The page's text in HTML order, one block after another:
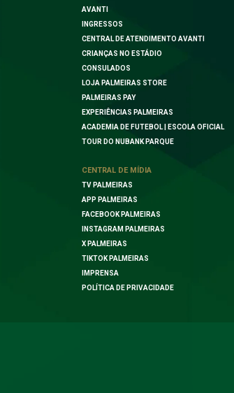
AVANTI
INGRESSOS
CENTRAL DE ATENDIMENTO AVANTI
CRIANÇAS NO ESTÁDIO
CONSULADOS
LOJA PALMEIRAS STORE
PALMEIRAS PAY
EXPERIÊNCIAS PALMEIRAS
ACADEMIA DE FUTEBOL | ESCOLA OFICIAL
TOUR DO NUBANK PARQUE
CENTRAL DE MÍDIA
TV PALMEIRAS
APP PALMEIRAS
FACEBOOK PALMEIRAS
INSTAGRAM PALMEIRAS
X PALMEIRAS
TIKTOK PALMEIRAS
IMPRENSA
POLÍTICA DE PRIVACIDADE